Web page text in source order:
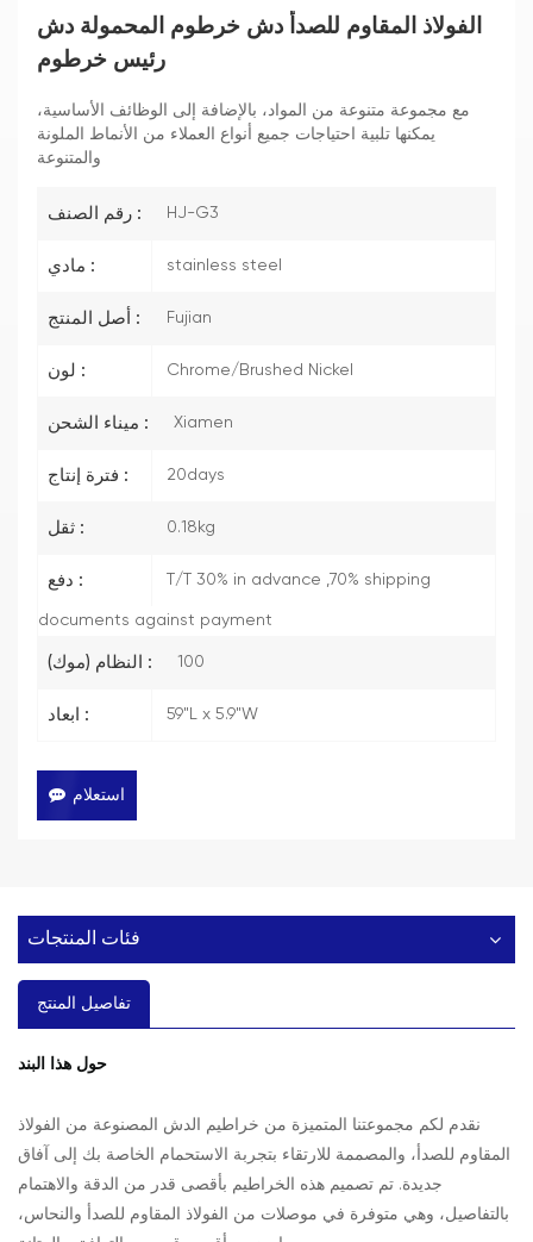
الفولاذ المقاوم للصدأ دش خرطوم المحمولة دش
رئيس خرطوم
مع مجموعة متنوعة من المواد، بالإضافة إلى الوظائف الأساسية،
يمكنها تلبية احتياجات جميع أنواع العملاء من الأنماط الملونة
والمتنوعة
رقم الصنف : HJ-G3
مادي : stainless steel
أصل المنتج : Fujian
لون : Chrome/Brushed Nickel
ميناء الشحن : Xiamen
فترة إنتاج : 20days
ثقل : 0.18kg
دفع : T/T 30% in advance ,70% shipping
documents against payment
النظام (موك) : 100
ابعاد : 59"L x 5.9"W
استعلام
فئات المنتجات
تفاصيل المنتج
حول هذا البند
نقدم لكم مجموعتنا المتميزة من خراطيم الدش المصنوعة من الفولاذ
المقاوم للصدأ، والمصممة للارتقاء بتجربة الاستحمام الخاصة بك إلى آفاق
جديدة. تم تصميم هذه الخراطيم بأقصى قدر من الدقة والاهتمام
بالتفاصيل، وهي متوفرة في موصلات من الفولاذ المقاوم للصدأ والنحاس،